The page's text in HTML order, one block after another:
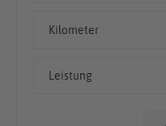
Kilometer
Leistung